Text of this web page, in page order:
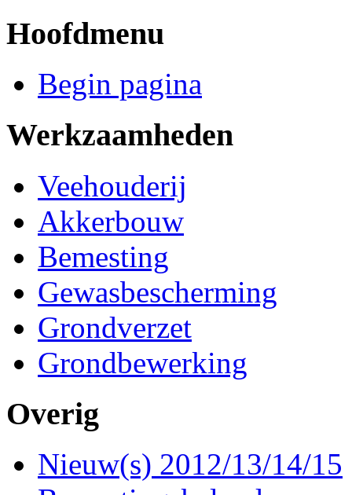
Hoofdmenu
Begin pagina
Werkzaamheden
Veehouderij
Akkerbouw
Bemesting
Gewasbescherming
Grondverzet
Grondbewerking
Overig
Nieuw(s) 2012/13/14/15